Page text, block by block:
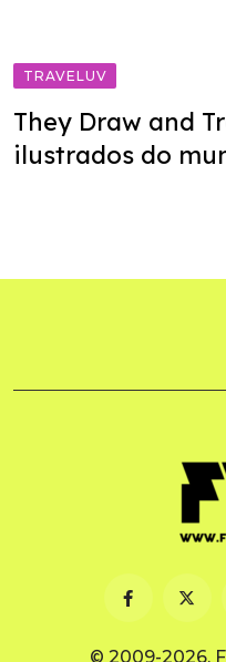
TRAVELUV
They Draw and
ilustrados do
© 2009-2026.